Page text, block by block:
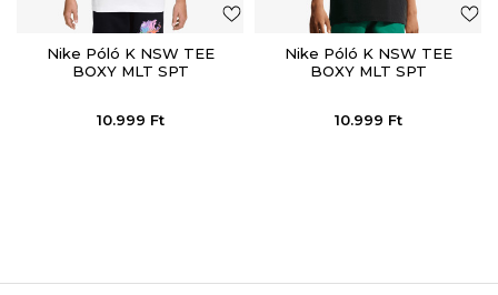
Nike Póló K NSW TEE
BOXY MLT SPT
10.999 Ft
Nike Póló K NSW TEE
BOXY MLT SPT
10.999 Ft